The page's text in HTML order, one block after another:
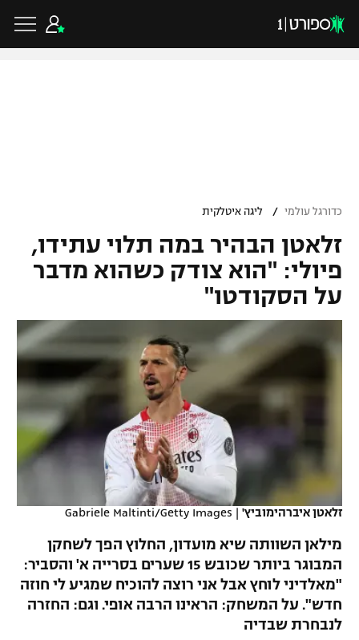
רץ ברשת
תוצאות
לוח שידורים
ברחבה
גביע הטוטו
ליגיונרים
גביע המדינה
נבחרת ישראל
בית"ר ירושלים
מכבי תל אביב
הפועל חיפה
הפועל באר שבע
ליגת האלופות
ליגה אירופית
ליגה אנגלית
ליגה גרמנית
ליגה צרפתית
ליגה הולנדית
ליגה טורקית
ליגה סינית
ליגה ברזילאית
כדורסל ישראלי
ליגת ווינר סל
מכבי תל אביב
הפועל חולון
הפועל ירושלים
כדורסל עולמי
ענפים נוספים
כדורעף
שחייה
ג'ודו
אגרוף
כדורגל עולמי / ליגה איטלקית
זלאטן הבהיר במה תלוי עתידו,
פיולי: "הוא צודק כשהוא מדבר
על הסקודטו"
זלאטן איברהימוביץ' |
Gabriele Maltinti/Getty Images
מילאן השוותה שיא מועדון, החלוץ הפך לשחקן
המבוגר ביותר שכובש 15 שערים בסרייה א' והסביר:
"מאלדיני לוחץ אבל אני רוצה להוכיח שמגיע לי חוזה
חדש". על המשחק: הראינו הרבה אופי. וגם: החזרה
לנבחרת שבדיה